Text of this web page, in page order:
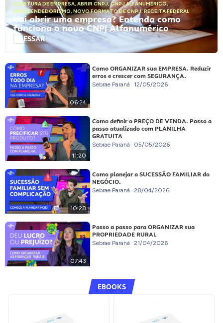
ABERTURA DE EMPRESA, ABRIR CNPJ,CNPJ ALFANUMÉRICO,
EMPREENDEDORISMO, NOVO FORMATO DE CNPJ,RECEITA FEDERAL
Vai abrir uma empresa? Entenda como
funciona o novo CNPJ Alfanumérico
ACESSAR
06:24
Como ORGANIZAR sua EMPRESA. Reduzir
erros e crescer com SEGURANÇA.
Sebrae Paraná 12/05/2026
11:20
Como definir o PREÇO DE VENDA. Passo a
passo atualizado com PLANILHA
GRATUITA
Sebrae Paraná 05/05/2026
10:28
Como planejar a SUCESSÃO FAMILIAR do
NEGÓCIO.
Sebrae Paraná 28/04/2026
07:43
Passo a passo para ORGANIZAR sua
PROPRIEDADE RURAL
Sebrae Paraná 21/04/2026
EBOOKS